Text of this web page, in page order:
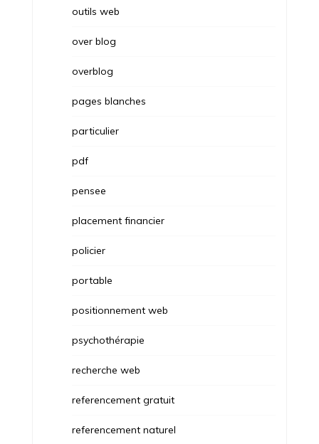
outils web
over blog
overblog
pages blanches
particulier
pdf
pensee
placement financier
policier
portable
positionnement web
psychothérapie
recherche web
referencement gratuit
referencement naturel